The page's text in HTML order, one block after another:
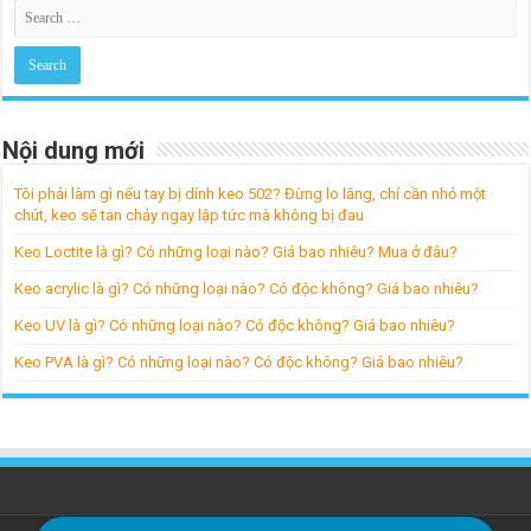
Nội dung mới
Tôi phải làm gì nếu tay bị dính keo 502? Đừng lo lắng, chỉ cần nhỏ một
chút, keo sẽ tan chảy ngay lập tức mà không bị đau
Keo Loctite là gì? Có những loại nào? Giá bao nhiêu? Mua ở đâu?
Keo acrylic là gì? Có những loại nào? Có độc không? Giá bao nhiêu?
Keo UV là gì? Có những loại nào? Có độc không? Giá bao nhiêu?
Keo PVA là gì? Có những loại nào? Có độc không? Giá bao nhiêu?